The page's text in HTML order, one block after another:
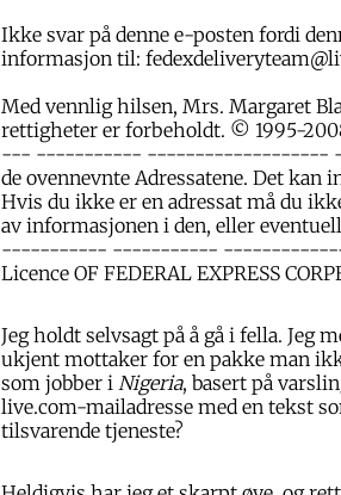
Ikke svar på denne e-posten fordi
informasjon til:
Med vennlig hilsen, Mrs. Margaret
rettigheter er forbeholdt. ©
--- ----------- -------------------
de ovennevnte Adressatene. Det
Hvis du ikke er en adressat må du
av informasjonen i den, eller
----------- -----------
Licence OF FEDERAL EXPRESS
Jeg holdt selvsagt på å gå i fella. Jeg
ukjent mottaker for en pakke man
som jobber i Nigeria, basert på
live.com-mailadresse med en tekst
tilsvarende tjeneste?